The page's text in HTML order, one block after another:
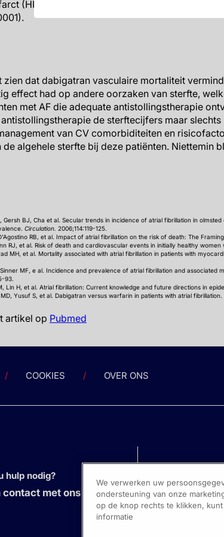
(HR: 2.05, 95% CI: 1.61–2.62,
<0.0001), en
zien dat dabigatran vasculaire mortaliteit
effect had op andere oorzaken van sterfte,
met AF die adequate antistollingstherapie
de sterftecijfers maar
van CV comorbiditeiten en
algehele sterfte bij deze patiënten. Niettemin
Gersh BJ, Cha et al. Secular trends in incidence of atrial fibrillation in
Circulation. 2006;114:119-125.
RB, et al. Impact of atrial fibrillation on the risk of death: The
RJ, et al. Risk of death and cardiovascular events in initially healthy
MH, et al. Mortality associated with atrial fibrillation in patients with
MF, e al. Incidence and prevalence of atrial fibrillation and associated
93.
Lin H, et al. Atrial fibrillation: Current knowledge and future directions in
Yusuf S, et al. Dabigatran versus warfarin in patients with atrial fibrillation.
artikel op Pubmed
COOKIES OVER ONS
hulp nodig?
contact met ons op
We verwerken uw
ondersteuning van onze
op de knop rechts te klikken,
informatie